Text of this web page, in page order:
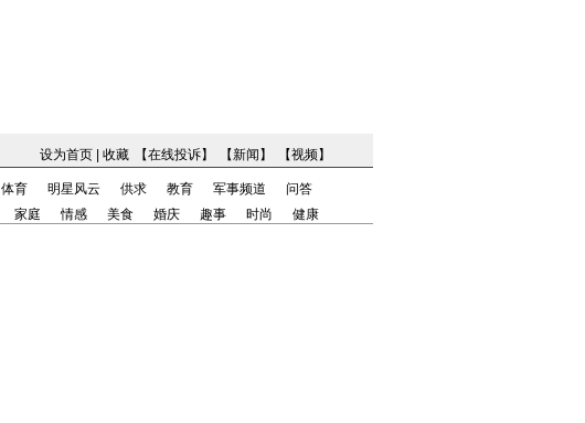
设为首页 收藏 【在线投诉】 【新闻 】 【视频】
体育 明星风云 供求 教育 军事频道
问答
家庭 情感 美食 婚庆 趣事 时尚 健康